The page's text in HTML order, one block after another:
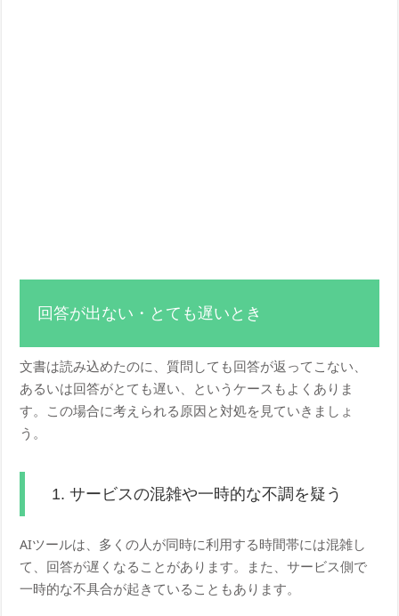
回答が出ない・とても遅いとき
文書は読み込めたのに、質問しても回答が返ってこない、
あるいは回答がとても遅い、というケースもよくありま
す。この場合に考えられる原因と対処を見ていきましょ
う。
1. サービスの混雑や一時的な不調を疑う
AIツールは、多くの人が同時に利用する時間帯には混雑し
て、回答が遅くなることがあります。また、サービス側で
一時的な不具合が起きていることもあります。